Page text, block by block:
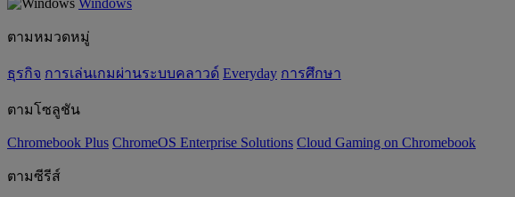
Windows
ตามหมวดหมู่
ธุรกิจ การเล่นเกมผ่านระบบคลาวด์ Everyday การศึกษา
ตามโซลูชัน
Chromebook Plus ChromeOS Enterprise Solutions Cloud Gaming on Chromebook
ตามซีรีส์